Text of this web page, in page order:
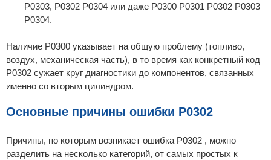
P0303, P0302 P0304 или даже P0300 P0301 P0302 P0303
P0304.
Наличие P0300 указывает на общую проблему (топливо,
воздух, механическая часть), в то время как конкретный код
P0302 сужает круг диагностики до компонентов, связанных
именно со вторым цилиндром.
Основные причины ошибки P0302
Причины, по которым возникает ошибка P0302 , можно
разделить на несколько категорий, от самых простых к